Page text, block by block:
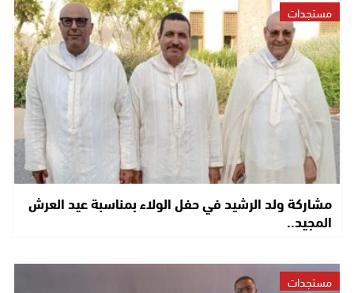
مستجدات
مشاركة ولد الرشيد في حفل الولاء بمناسبة عيد العرش
المجيد..
مستجدات